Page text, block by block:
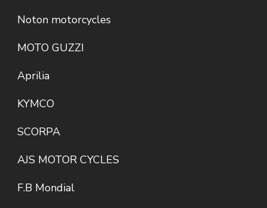
Noton motorcycles
MOTO GUZZI
Aprilia
KYMCO
SCORPA
AJS MOTOR CYCLES
F.B Mondial